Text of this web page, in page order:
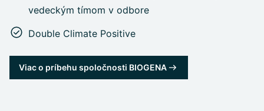
vedeckým tímom v odbore
Double Climate Positive
Viac o príbehu spoločnosti BIOGENA